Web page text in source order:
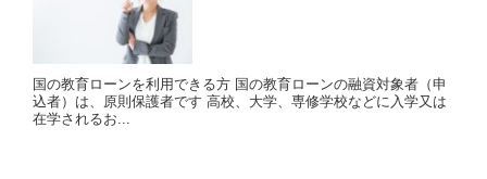
国の教育ローンを利用できる方 国の教育ローンの融資対象者（申
込者）は、原則保護者です 高校、大学、専修学校などに入学又は
在学されるお...